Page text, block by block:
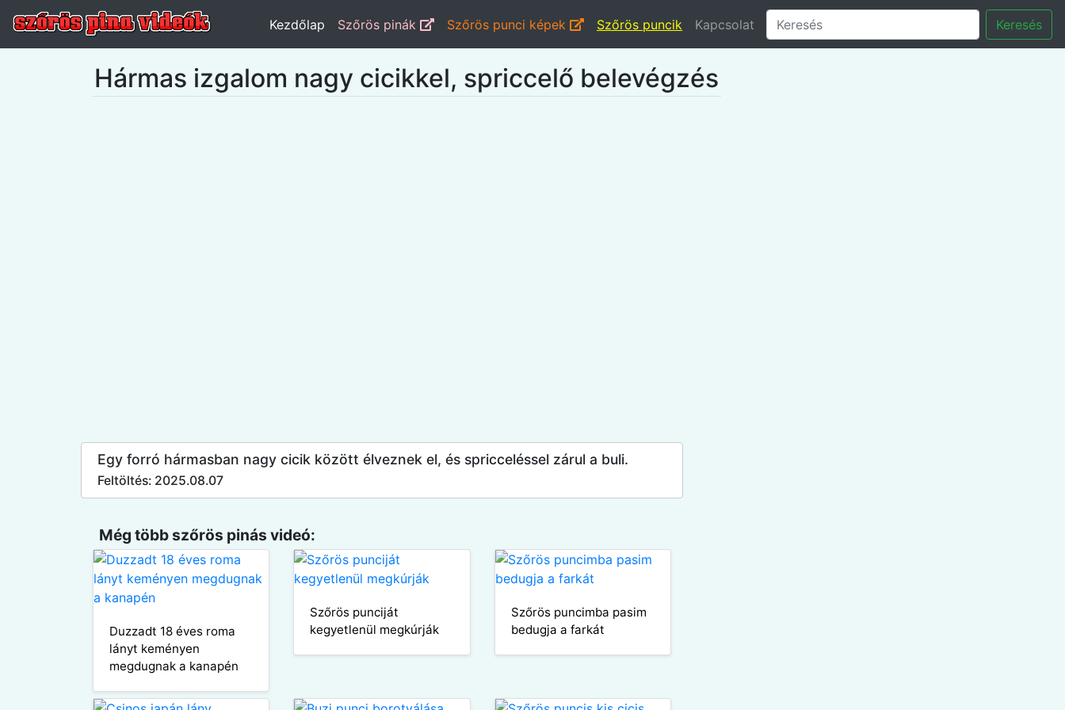
Kezdőlap Szőrös pinák Szőrös punci képek Szőrös puncik Kapcsolat Keresés
Hármas izgalom nagy cicikkel, spriccelő belevégzés
Egy forró hármasban nagy cicik között élveznek el, és spricceléssel zárul a buli.
Feltöltés: 2025.08.07
Még több szőrös pinás videó:
Duzzadt 18 éves roma
lányt keményen
megdugnak a kanapén
Szőrös punciját
kegyetlenül megkúrják
Szőrös puncimba pasim
bedugja a farkát